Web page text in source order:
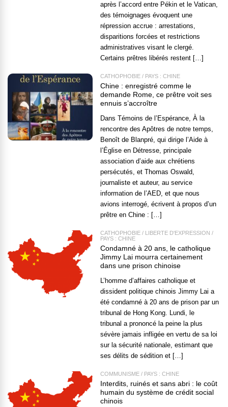
après l’accord entre Pékin et le Vatican,
des témoignages évoquent une
répression accrue : arrestations,
disparitions forcées et restrictions
administratives visant le clergé.
Certains prêtres libérés restent […]
CATHOPHOBIE / PAYS : CHINE
Chine : enregistré comme le
demande Rome, ce prêtre voit ses
ennuis s’accroître
Dans Témoins de l’Espérance, À la
rencontre des Apôtres de notre temps,
Benoît de Blanpré, qui dirige l’Aide à
l’Église en Détresse, principale
association d’aide aux chrétiens
persécutés, et Thomas Oswald,
journaliste et auteur, au service
information de l’AED, et que nous
avions interrogé, écrivent à propos d’un
prêtre en Chine : […]
CATHOPHOBIE / LIBERTÉ D'EXPRESSION /
PAYS : CHINE
Condamné à 20 ans, le catholique
Jimmy Lai mourra certainement
dans une prison chinoise
L’homme d’affaires catholique et
dissident politique chinois Jimmy Lai a
été condamné à 20 ans de prison par un
tribunal de Hong Kong. Lundi, le
tribunal a prononcé la peine la plus
sévère jamais infligée en vertu de sa loi
sur la sécurité nationale, estimant que
ses délits de sédition et […]
COMMUNISME / PAYS : CHINE
Interdits, ruinés et sans abri : le coût
humain du système de crédit social
chinois